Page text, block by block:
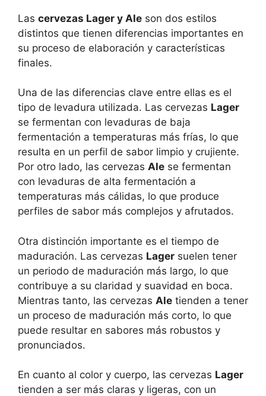
Las cervezas Lager y Ale son dos estilos
distintos que tienen diferencias importantes en
su proceso de elaboración y características
finales.
Una de las diferencias clave entre ellas es el
tipo de levadura utilizada. Las cervezas Lager
se fermentan con levaduras de baja
fermentación a temperaturas más frías, lo que
resulta en un perfil de sabor limpio y crujiente.
Por otro lado, las cervezas Ale se fermentan
con levaduras de alta fermentación a
temperaturas más cálidas, lo que produce
perfiles de sabor más complejos y afrutados.
Otra distinción importante es el tiempo de
maduración. Las cervezas Lager suelen tener
un periodo de maduración más largo, lo que
contribuye a su claridad y suavidad en boca.
Mientras tanto, las cervezas Ale tienden a tener
un proceso de maduración más corto, lo que
puede resultar en sabores más robustos y
pronunciados.
En cuanto al color y cuerpo, las cervezas Lager
tienden a ser más claras y ligeras, con un